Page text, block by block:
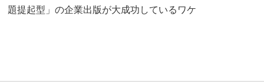
題提起型」の企業出版が大成功しているワケ